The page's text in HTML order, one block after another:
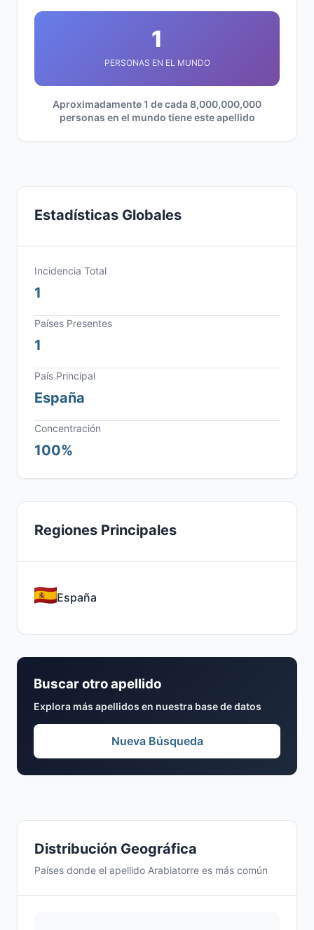
1
PERSONAS EN EL MUNDO
Aproximadamente 1 de cada 8,000,000,000
personas en el mundo tiene este apellido
Distribución Geográfica
Países donde el apellido Arabiatorre es más común
Estadísticas Globales
Incidencia Total
1
Países Presentes
1
País Principal
España
Concentración
100%
Regiones Principales
España
Buscar otro apellido
Explora más apellidos en nuestra base de datos
Nueva Búsqueda